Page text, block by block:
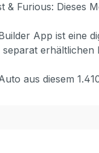
& Furious: Dieses
App ist eine
aus diesem